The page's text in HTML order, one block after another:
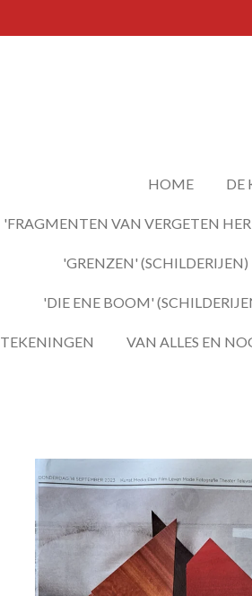
HOME DE
'FRAGMENTEN VAN VERGETEN
'GRENZEN' (SCHILDERIJEN)
'DIE ENE BOOM'
TEKENINGEN VAN ALLES EN